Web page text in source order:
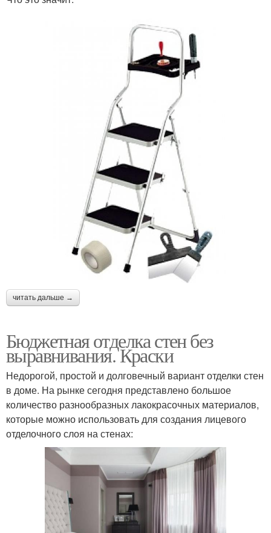
читать дальше →
Бюджетная отделка стен без
выравнивания. Краски
Недорогой, простой и долговечный вариант отделки стен
в доме. На рынке сегодня представлено большое
количество разнообразных лакокрасочных материалов,
которые можно использовать для создания лицевого
отделочного слоя на стенах: